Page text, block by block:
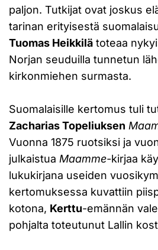
paljon. Tutkijat ovat joskus
tarinan erityisestä
Tuomas Heikkilä toteaa
Norjan seuduilla tunnetun
kirkonmiehen surmasta.
Suomalaisille kertomus tuli
Zacharias Topeliuksen
Vuonna 1875 ruotsiksi ja
julkaistua Maamme-kirjaa
lukukirjana useiden
kertomuksessa kuvattiin
kotona, Kerttu-emännän
pohjalta toteutunut Lallin